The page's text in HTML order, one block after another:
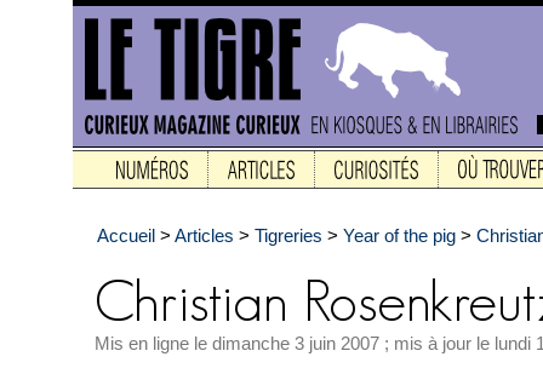
Accueil > Articles > Tigreries > Year of the pig >
Mis en ligne le dimanche 3 juin 2007 ; mis à jour le lundi